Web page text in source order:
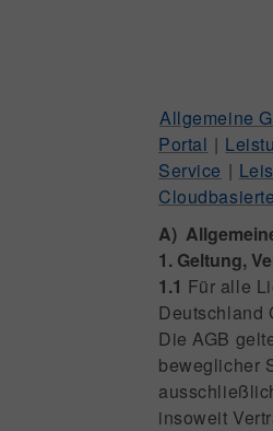
Allgemeine
Portal |
Service |
A)
1. Geltung,
1.1 Für alle
Deutschland
Die AGB
beweglicher
insoweit